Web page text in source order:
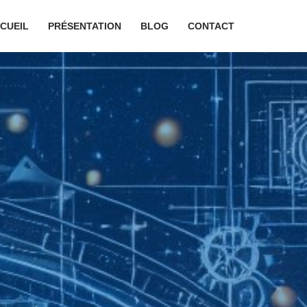
PRÉSENTATION BLOG CONTACT